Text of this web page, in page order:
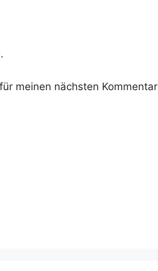
meinen nächsten Kommentar